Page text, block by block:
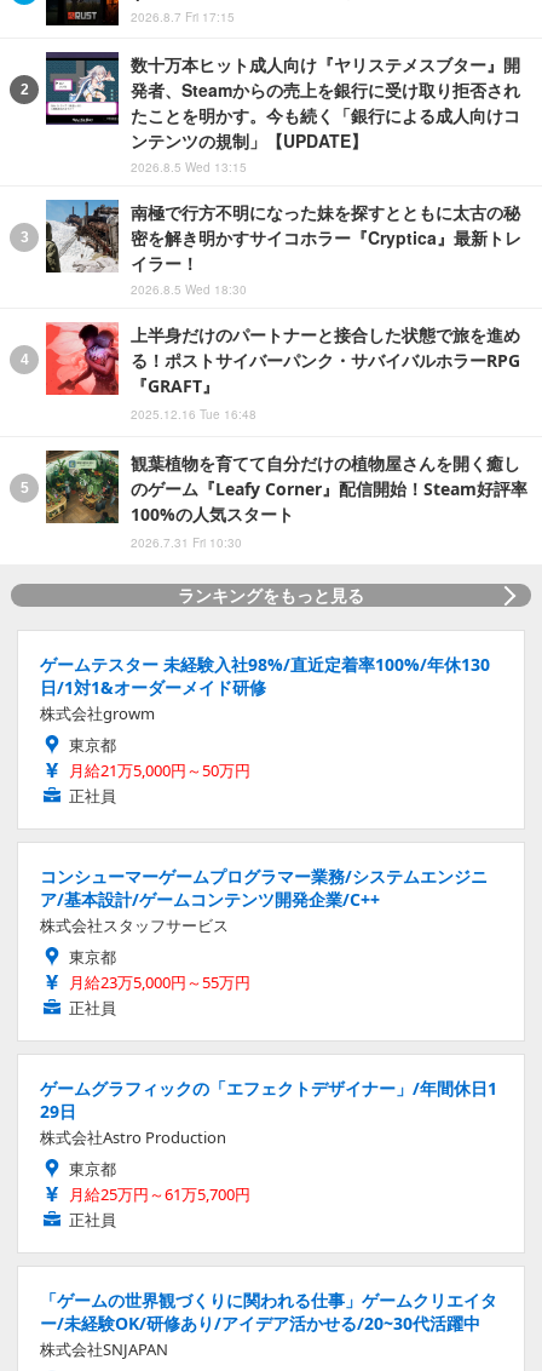
2026.8.7 Fri 17:15
数十万本ヒット成人向け『ヤリステメスブター』開
発者、Steamからの売上を銀行に受け取り拒否され
たことを明かす。今も続く「銀行による成人向けコ
ンテンツの規制」【UPDATE】
2026.8.5 Wed 13:15
南極で行方不明になった妹を探すとともに太古の秘
密を解き明かすサイコホラー『Cryptica』最新トレ
イラー！
2026.8.5 Wed 18:30
上半身だけのパートナーと接合した状態で旅を進め
る！ポストサイバーパンク・サバイバルホラーRPG
『GRAFT』
2025.12.16 Tue 16:48
観葉植物を育てて自分だけの植物屋さんを開く癒し
のゲーム『Leafy Corner』配信開始！Steam好評率
100%の人気スタート
2026.7.31 Fri 10:30
ランキングをもっと見る
ゲームテスター 未経験入社98%/直近定着率100%/年休130
日/1対1&オーダーメイド研修
株式会社growm
東京都
月給21万5,000円～50万円
正社員
コンシューマーゲームプログラマー業務/システムエンジニ
ア/基本設計/ゲームコンテンツ開発企業/C++
株式会社スタッフサービス
東京都
月給23万5,000円～55万円
正社員
ゲームグラフィックの「エフェクトデザイナー」/年間休日1
29日
株式会社Astro Production
東京都
月給25万円～61万5,700円
正社員
「ゲームの世界観づくりに関われる仕事」ゲームクリエイタ
ー/未経験OK/研修あり/アイデア活かせる/20~30代活躍中
株式会社SNJAPAN